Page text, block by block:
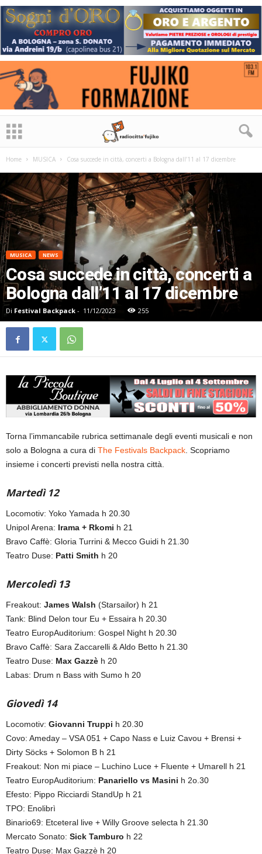
Home MUSICA Cosa succede in città, concerti a Bologna dall’11 al 17 dicembre
MUSICA NEWS
Cosa succede in città, concerti a
Bologna dall’11 al 17 dicembre
Di Festival Backpack - 11/12/2023 255
Torna l’immancabile rubrica settimanale degli eventi musicali e non
solo a Bologna a cura di The Festivals Backpack. Scopriamo
insieme i concerti previsti nella nostra città.
Martedì 12
Locomotiv: Yoko Yamada h 20.30
Unipol Arena: Irama + Rkomi h 21
Bravo Caffè: Gloria Turrini & Mecco Guidi h 21.30
Teatro Duse: Patti Smith h 20
Mercoledì 13
Freakout: James Walsh (Starsailor) h 21
Tank: Blind Delon tour Eu + Essaira h 20.30
Teatro EuropAuditorium: Gospel Night h 20.30
Bravo Caffè: Sara Zaccarelli & Aldo Betto h 21.30
Teatro Duse: Max Gazzè h 20
Labas: Drum n Bass with Sumo h 20
Giovedì 14
Locomotiv: Giovanni Truppi h 20.30
Covo: Ameday – VSA 051 + Capo Nass e Luiz Cavou + Brensi +
Dirty Söcks + Solomon B h 21
Freakout: Non mi piace – Luchino Luce + Fluente + Umarell h 21
Teatro EuropAuditorium: Panariello vs Masini h 2o.30
Efesto: Pippo Ricciardi StandUp h 21
TPO: Enolibrì
Binario69: Etceteral live + Willy Groove selecta h 21.30
Mercato Sonato: Sick Tamburo h 22
Teatro Duse: Max Gazzè h 20